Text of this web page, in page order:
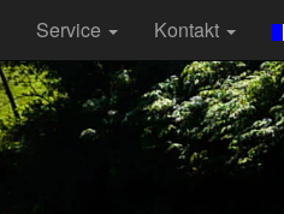
Service Kontakt